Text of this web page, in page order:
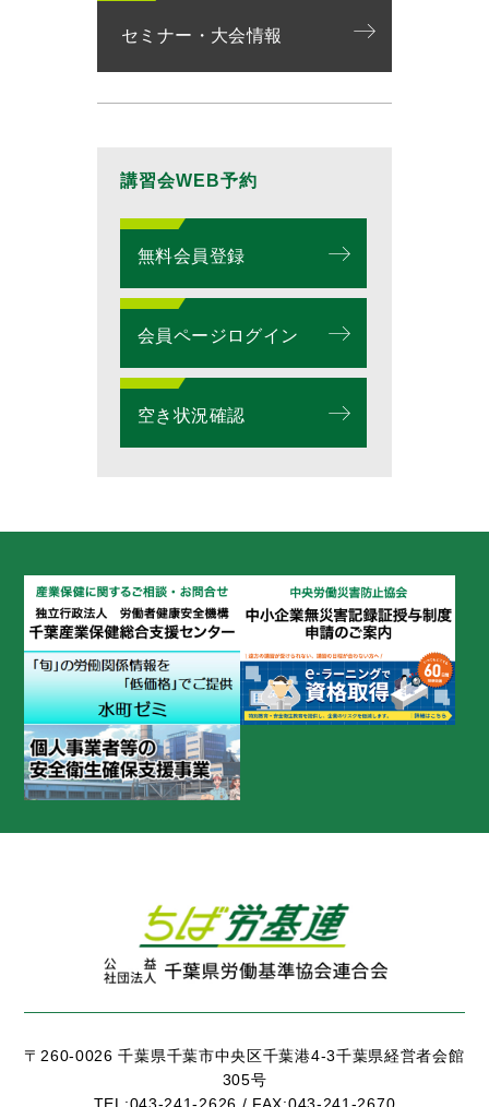
セミナー・大会情報
講習会WEB予約
無料会員登録
会員ページログイン
空き状況確認
〒260-0026 千葉県千葉市中央区千葉港4-3千葉県経営者会館
305号
TEL:043-241-2626 / FAX:043-241-2670